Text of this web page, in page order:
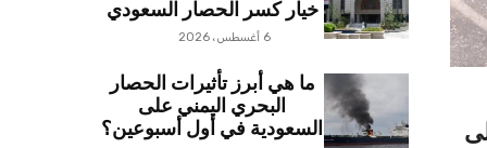
خيار كسر الحصار السعودي
6 أغسطس، 2026
ما هي أبرز تأثيرات الحصار
البحري اليمني على
السعودية في أول أسبوعين؟